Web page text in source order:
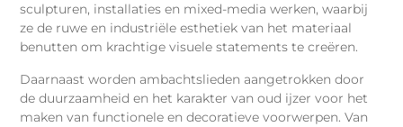
sculpturen, installaties en mixed-media werken, waarbij
ze de ruwe en industriële esthetiek van het materiaal
benutten om krachtige visuele statements te creëren.
Daarnaast worden ambachtslieden aangetrokken door
de duurzaamheid en het karakter van oud ijzer voor het
maken van functionele en decoratieve voorwerpen. Van